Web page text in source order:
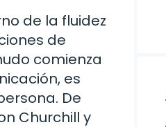
de la fluidez
de
comienza
es
De
Churchill y